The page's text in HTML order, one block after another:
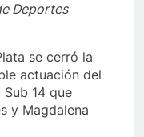
Deportes
se cerró la
actuación del
14 que
y Magdalena